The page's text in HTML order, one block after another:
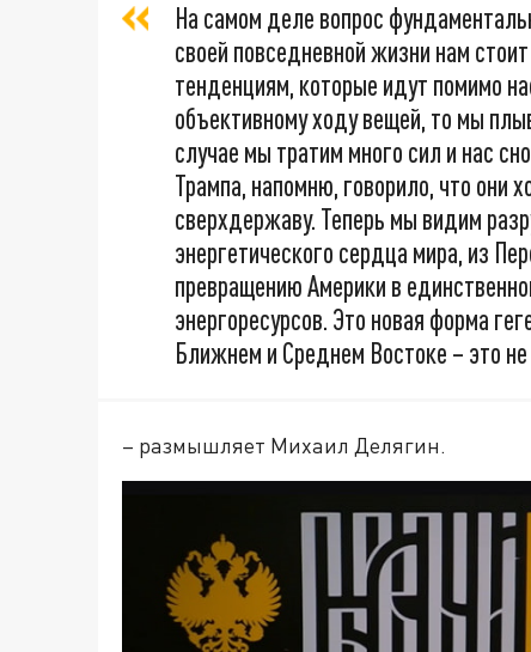
На самом деле вопрос
своей повседневной жизни нам
тенденциям, которые идут помимо
объективному ходу вещей, то мы
случае мы тратим много сил и нас
Трампа, напомню, говорило, что они
сверхдержаву. Теперь мы видим
энергетического сердца мира, из
превращению Америки в
энергоресурсов. Это новая форма
Ближнем и Среднем Востоке – это
– размышляет Михаил Делягин.